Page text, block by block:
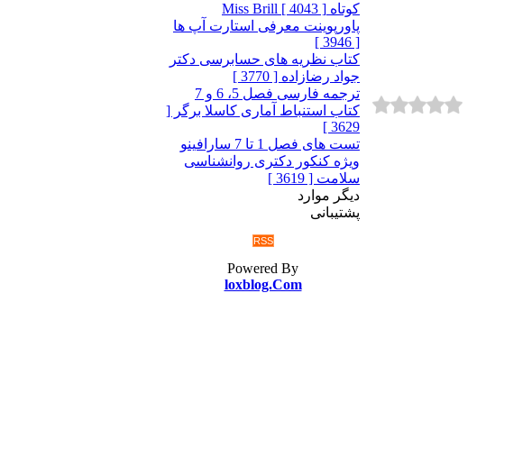
کوتاه Miss Brill [ 4043 ]
پاورپوینت معرفی استارت آپ ها
[ 3946 ]
کتاب نظریه های حسابرسی دکتر
جواد رضازاده [ 3770 ]
ترجمه فارسی فصل 5، 6 و 7
کتاب استنباط آماری کاسلا برگر [
3629 ]
تست های فصل 1 تا 7 سارافینو
ویژه کنکور دکتری روانشناسی
سلامت [ 3619 ]
دیگر موارد
پشتیبانی
RSS
Powered By
loxblog.Com